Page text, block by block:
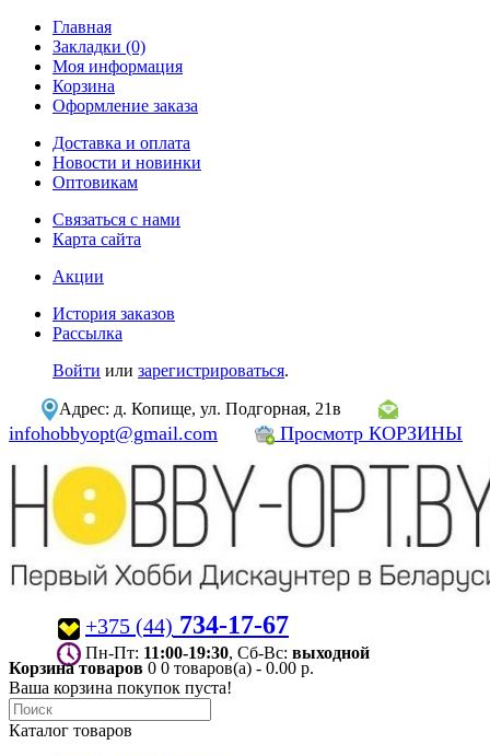
Главная
Закладки (0)
Моя информация
Корзина
Оформление заказа
Доставка и оплата
Новости и новинки
Оптовикам
Связаться с нами
Карта сайта
Акции
История заказов
Рассылка
Войти или зарегистрироваться.
Адрес: д. Копище, ул. Подгорная, 21в
infohobbyopt@gmail.com Просмотр КОРЗИНЫ
+375 (44) 734-17-67
Пн-Пт: 11:00-19:30 , Сб-Вс: выходной
Корзина товаров 0 0 товаров(а) - 0.00 р.
Ваша корзина покупок пуста!
Каталог товаров